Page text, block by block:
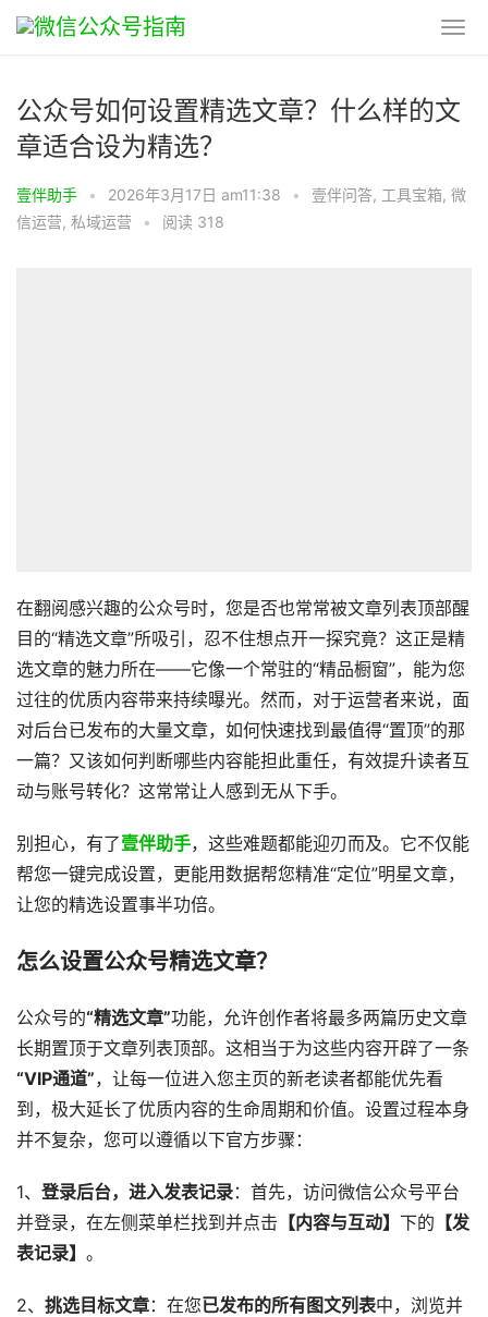
公众号如何设置精选文章？什么样的文
章适合设为精选？
壹伴助手 • 2026年3月17日 am11:38 • 壹伴问答, 工具宝箱, 微
信运营, 私域运营 • 阅读 318
在翻阅感兴趣的公众号时，您是否也常常被文章列表顶部醒
目的“精选文章”所吸引，忍不住想点开一探究竟？这正是精
选文章的魅力所在——它像一个常驻的“精品橱窗”，能为您
过往的优质内容带来持续曝光。然而，对于运营者来说，面
对后台已发布的大量文章，如何快速找到最值得“置顶”的那
一篇？又该如何判断哪些内容能担此重任，有效提升读者互
动与账号转化？这常常让人感到无从下手。
别担心，有了壹伴助手，这些难题都能迎刃而及。它不仅能
帮您一键完成设置，更能用数据帮您精准“定位”明星文章，
让您的精选设置事半功倍。
怎么设置公众号精选文章？
公众号的“精选文章”功能，允许创作者将最多两篇历史文章
长期置顶于文章列表顶部。这相当于为这些内容开辟了一条
“VIP通道”，让每一位进入您主页的新老读者都能优先看
到，极大延长了优质内容的生命周期和价值。设置过程本身
并不复杂，您可以遵循以下官方步骤：
1、 登录后台，进入发表记录：首先，访问微信公众号平台
并登录，在左侧菜单栏找到并点击 【内容与互动】 下的 【发
表记录】 。
2、 挑选目标文章：在您已发布的所有图文列表中，浏览并